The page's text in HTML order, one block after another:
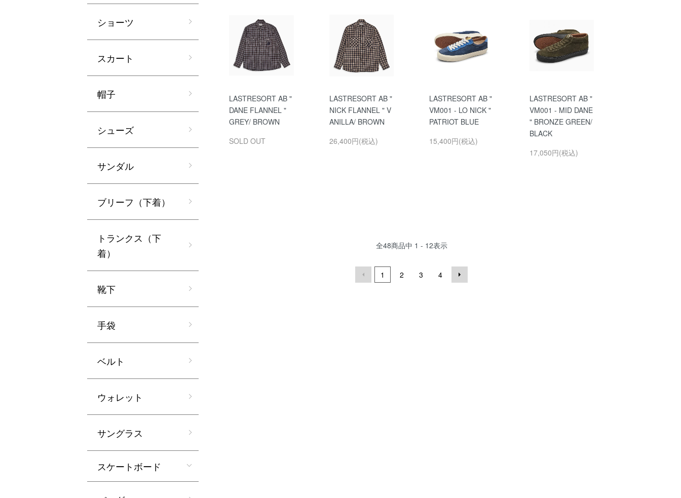
LASTRESORT AB "
DANE FLANNEL "
GREY/ BROWN
SOLD OUT
LASTRESORT AB "
NICK FLANNEL " V
ANILLA/ BROWN
26,400円(税込)
LASTRESORT AB "
VM001 - LO NICK "
PATRIOT BLUE
15,400円(税込)
LASTRESORT AB "
VM001 - MID DANE
" BRONZE GREEN/
BLACK
17,050円(税込)
全48商品中 1 - 12表示
1 2 3 4
ショーツ
スカート
帽子
シューズ
サンダル
ブリーフ（下着）
トランクス（下
着）
靴下
手袋
ベルト
ウォレット
サングラス
スケートボード